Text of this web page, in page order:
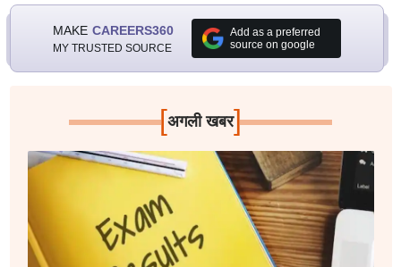
MAKE CAREERS360
MY TRUSTED SOURCE
Add as a preferred
source on google
[अगली खबर]